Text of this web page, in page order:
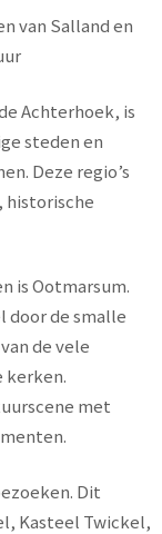
van Salland en
Achterhoek, is
steden en
Deze regio’s
historische
is Ootmarsum.
door de smalle
de vele
kerken.
met
Dit
Kasteel Twickel,